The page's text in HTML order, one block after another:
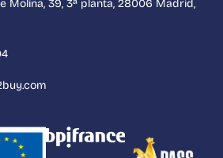
Molina, 39, 3ª planta, 28006 Madrid,